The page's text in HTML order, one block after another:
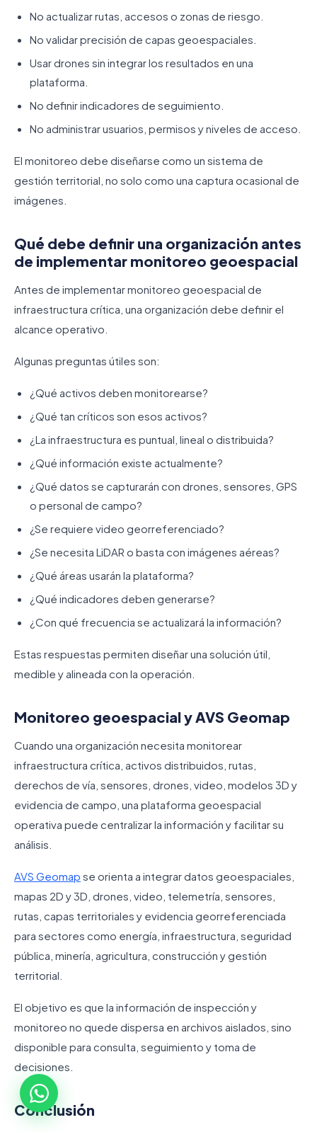
No actualizar rutas, accesos o zonas de riesgo.
No validar precisión de capas geoespaciales.
Usar drones sin integrar los resultados en una
plataforma.
No definir indicadores de seguimiento.
No administrar usuarios, permisos y niveles de acceso.
El monitoreo debe diseñarse como un sistema de
gestión territorial, no solo como una captura ocasional de
imágenes.
Qué debe definir una organización antes
de implementar monitoreo geoespacial
Antes de implementar monitoreo geoespacial de
infraestructura crítica, una organización debe definir el
alcance operativo.
Algunas preguntas útiles son:
¿Qué activos deben monitorearse?
¿Qué tan críticos son esos activos?
¿La infraestructura es puntual, lineal o distribuida?
¿Qué información existe actualmente?
¿Qué datos se capturarán con drones, sensores, GPS
o personal de campo?
¿Se requiere video georreferenciado?
¿Se necesita LiDAR o basta con imágenes aéreas?
¿Qué áreas usarán la plataforma?
¿Qué indicadores deben generarse?
¿Con qué frecuencia se actualizará la información?
Estas respuestas permiten diseñar una solución útil,
medible y alineada con la operación.
Monitoreo geoespacial y AVS Geomap
Cuando una organización necesita monitorear
infraestructura crítica, activos distribuidos, rutas,
derechos de vía, sensores, drones, video, modelos 3D y
evidencia de campo, una plataforma geoespacial
operativa puede centralizar la información y facilitar su
análisis.
AVS Geomap se orienta a integrar datos geoespaciales,
mapas 2D y 3D, drones, video, telemetría, sensores,
rutas, capas territoriales y evidencia georreferenciada
para sectores como energía, infraestructura, seguridad
pública, minería, agricultura, construcción y gestión
territorial.
El objetivo es que la información de inspección y
monitoreo no quede dispersa en archivos aislados, sino
disponible para consulta, seguimiento y toma de
decisiones.
Conclusión